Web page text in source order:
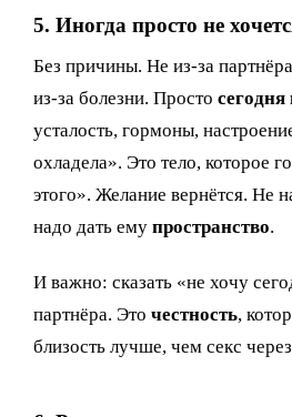
5. Иногда просто не
Без причины. Не из-за
из-за болезни. Простосегодня
усталость, гормоны,
охладела». Это тело, которое
этого». Желание вернётся. Не
надо дать емупространство.
И важно: сказать «не хочу
партнёра. Эточестность,
близость лучше, чем секс